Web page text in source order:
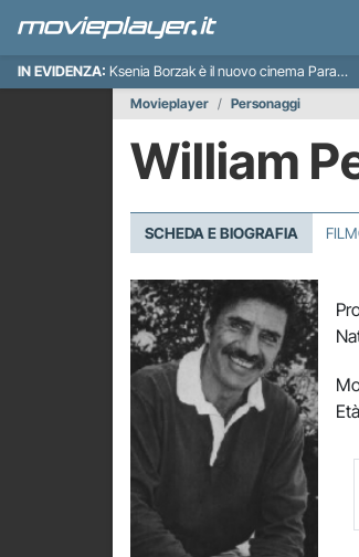
IN EVIDENZA: Ksenia Borzak è il nuovo cinema Paradiso italiano
Movieplayer
Personaggi
William
SCHEDA E BIOGRAFIA